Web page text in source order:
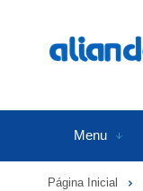
Menu
Página Inicial